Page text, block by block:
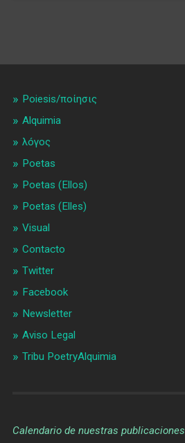
Poiesis/ποίησις
Alquimia
λóγος
Poetas
Poetas (Ellos)
Poetas (Elles)
Visual
Contacto
Twitter
Facebook
Newsletter
Aviso Legal
Tribu PoetryAlquimia
Calendario de nuestras publicaciones